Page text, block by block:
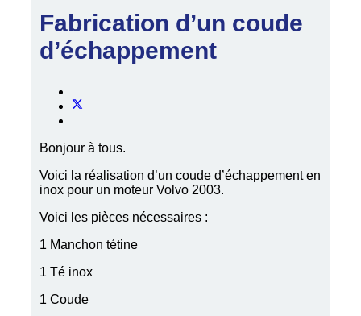
Fabrication d’un coude
d’échappement
Bonjour à tous.
Voici la réalisation d’un coude d’échappement en
inox pour un moteur Volvo 2003.
Voici les pièces nécessaires :
1 Manchon tétine
1 Té inox
1 Coude